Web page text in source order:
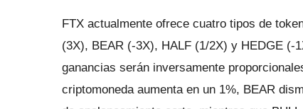
FTX actualmente ofrece cuatro tipos de
(3X), BEAR (-3X), HALF (1/2X) y HEDGE (-
ganancias serán inversamente
criptomoneda aumenta en un 1%, BEAR